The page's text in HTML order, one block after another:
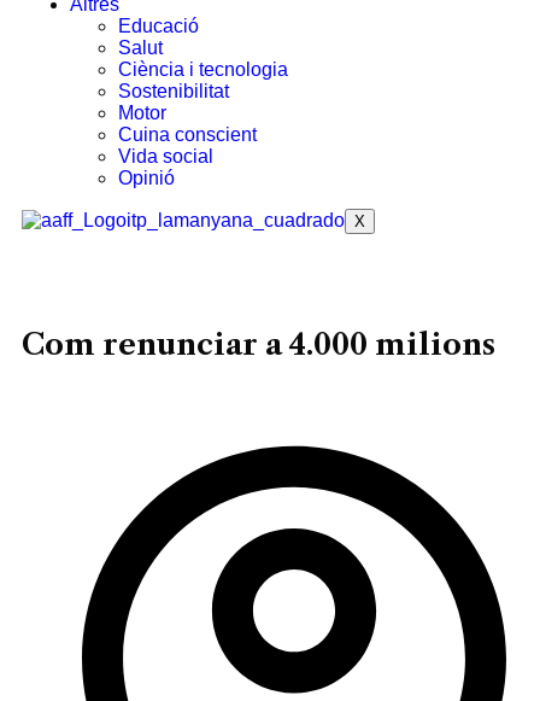
Altres
Educació
Salut
Ciència i tecnologia
Sostenibilitat
Motor
Cuina conscient
Vida social
Opinió
X
Com renunciar a 4.000 milions